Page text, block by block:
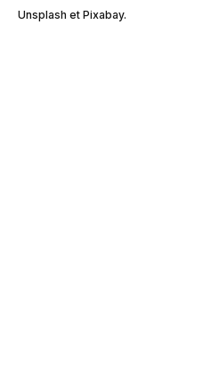
Unsplash et Pixabay.